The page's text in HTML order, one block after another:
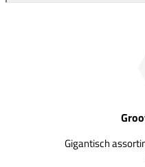
Gigantisch